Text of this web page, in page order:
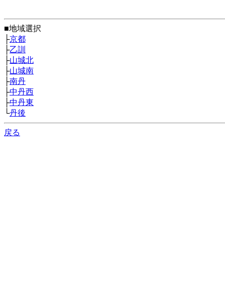
■地域選択
├京都
├乙訓
├山城北
├山城南
├南丹
├中丹西
├中丹東
└丹後
戻る